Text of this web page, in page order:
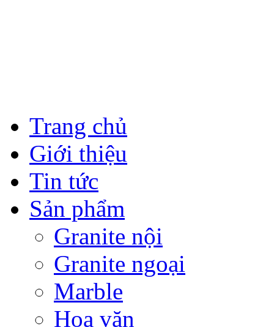
Trang chủ
Giới thiệu
Tin tức
Sản phẩm
Granite nội
Granite ngoại
Marble
Hoa văn